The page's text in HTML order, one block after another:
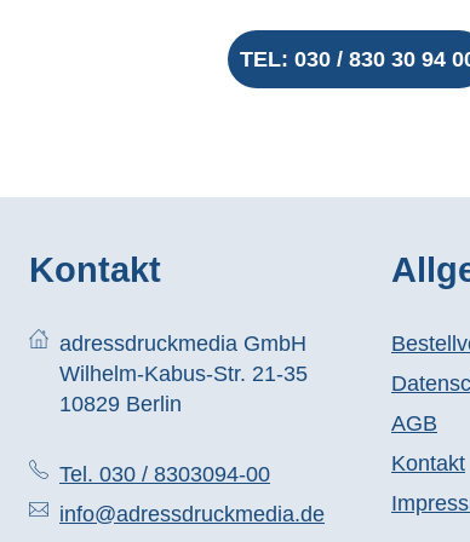
TEL: 030 / 830 30 94
Kontakt
adressdruckmedia GmbH
Wilhelm-Kabus-Str. 21-35
10829 Berlin
Tel. 030 / 8303094-00
info@adressdruckmedia.de
AGB
Kontakt